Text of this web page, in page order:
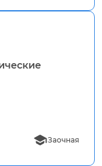
Заочная